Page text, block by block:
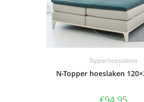
Topperhoeslakens
N-Topper hoeslaken
€94,95